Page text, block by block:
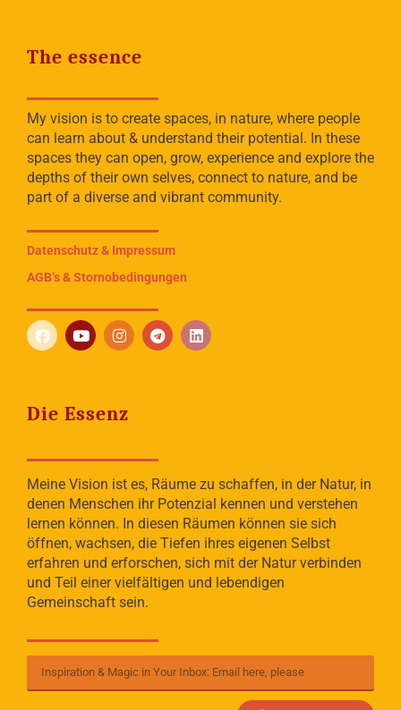
The essence
My vision is to create spaces, in nature, where people
can learn about & understand their potential. In these
spaces they can open, grow, experience and explore the
depths of their own selves, connect to nature, and be
part of a diverse and vibrant community.
Datenschutz & Impressum
AGB’s & Stornobedingungen
Die Essenz
Meine Vision ist es, Räume zu schaffen, in der Natur, in
denen Menschen ihr Potenzial kennen und verstehen
lernen können. In diesen Räumen können sie sich
öffnen, wachsen, die Tiefen ihres eigenen Selbst
erfahren und erforschen, sich mit der Natur verbinden
und Teil einer vielfältigen und lebendigen
Gemeinschaft sein.